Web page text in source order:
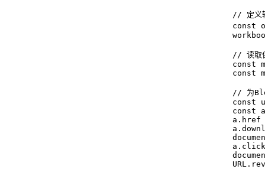
// 定义
const
// 读取
const
const
// 为
const
const
a.href